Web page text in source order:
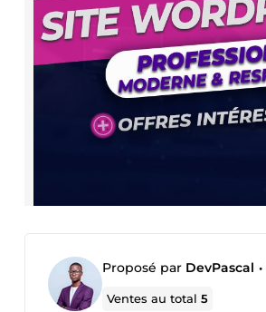
Proposé par DevPascal •
Ventes au total5